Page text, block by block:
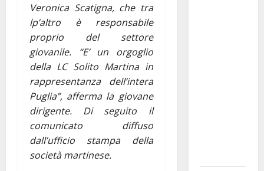
Veronica Scatigna, che tra
lp’altro è responsabile
proprio del settore
giovanile. “E’ un orgoglio
della LC Solito Martina in
rappresentanza dell’intera
Puglia”, afferma la giovane
dirigente. Di seguito il
comunicato diffuso
dall’ufficio stampa della
società martinese.